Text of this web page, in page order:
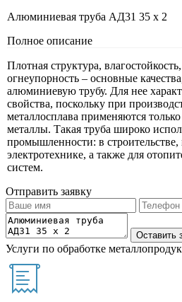
Алюминиевая труба АД31 35 х 2
Полное описание
Плотная структура,
огнеупорность – основные
алюминиевую трубу. Для нее
свойства, поскольку при
металлосплава применяются
металлы. Такая труба широко
промышленности: в
электротехнике, а также для
систем.
Отправить заявку
Услуги по обработке